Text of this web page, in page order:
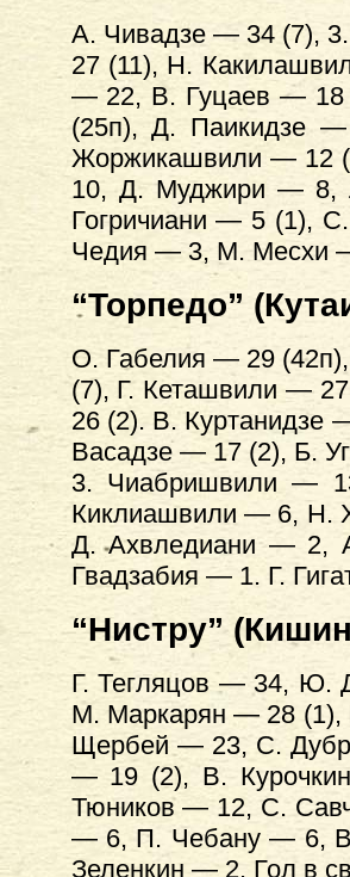
А. Чивадзе — 34 (7),
27 (11), Н.
— 22, В. Гуцаев — 18
(25п), Д. Паикидзе
Жоржикашвили — 12
10, Д. Муджири — 8,
Гогричиани — 5 (1),
Чедия — 3, М. Месхи
“Торпедо”
О. Габелия — 29
(7), Г. Кеташвили —
26 (2). В.
Васадзе — 17 (2), Б.
3. Чиабришвили —
Киклиашвили — 6, Н.
Д. Ахвледиани — 2,
Гвадзабия — 1. Г.
“Нистру”
Г. Тегляцов — 34, Ю.
М. Маркарян — 28
Щербей — 23, С.
— 19 (2), В.
Тюников — 12, С.
— 6, П. Чебану — 6,
Зеленкин — 2. Гол в